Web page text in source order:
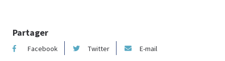
Partager
Facebook Twitter E-mail